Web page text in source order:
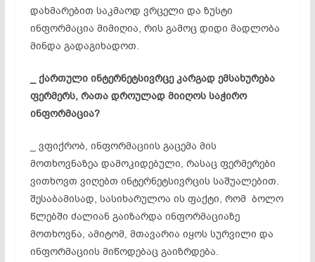
დახმარებით საკმაოდ ვრცელი და ზუსტი
ინფორმაცია მიმიღია, რის გამოც დიდი მადლობა
მინდა გადაგიხადოთ.
_ ქართული ინტერნეტსივრცეკარგად ემსახურება
ფერმერს, რათა დროულად მიიღოს საჭირო
ინფორმაცია?
_ ვფიქრობ, ინფორმაციის გაცემა მის
მოთხოვნაზეა დამოკიდებული, რასაც ფერმერები
ვითხოვთ ვიღებთ ინტერნეტსივრცის საშუალებით.
შესაბამისად, სასიხარულოა ის ფაქტი, რომ ბოლო
წლებში ძალიან გაიზარდა ინფორმაციაზე
მოთხოვნა, ამიტომ, მთავარია იყოს სურვილი და
ინფორმაციის მიწოდებაც გაიზრდება.